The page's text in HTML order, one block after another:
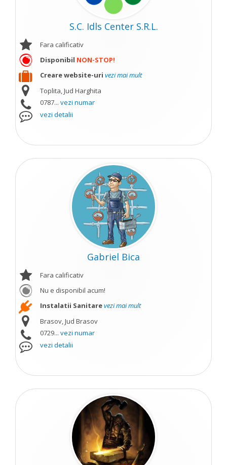
S.C. Idls Center S.R.L.
Fara calificativ
Disponibil NON-STOP!
Creare website-uri vezi mai mult
Toplita, Jud Harghita
0787... vezi numar
vezi detalii
Gabriel Bica
Fara calificativ
Nu e disponibil acum!
Instalatii Sanitarevezi mai mult
Brasov, Jud Brasov
0729... vezi numar
vezi detalii